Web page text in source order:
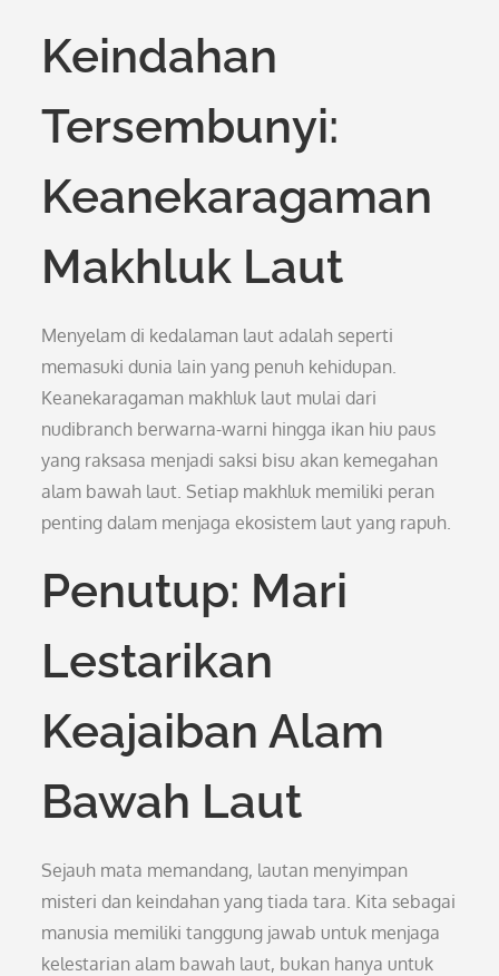
Keindahan
Tersembunyi:
Keanekaragaman
Makhluk Laut
Menyelam di kedalaman laut adalah seperti
memasuki dunia lain yang penuh kehidupan.
Keanekaragaman makhluk laut mulai dari
nudibranch berwarna-warni hingga ikan hiu paus
yang raksasa menjadi saksi bisu akan kemegahan
alam bawah laut. Setiap makhluk memiliki peran
penting dalam menjaga ekosistem laut yang rapuh.
Penutup: Mari
Lestarikan
Keajaiban Alam
Bawah Laut
Sejauh mata memandang, lautan menyimpan
misteri dan keindahan yang tiada tara. Kita sebagai
manusia memiliki tanggung jawab untuk menjaga
kelestarian alam bawah laut, bukan hanya untuk